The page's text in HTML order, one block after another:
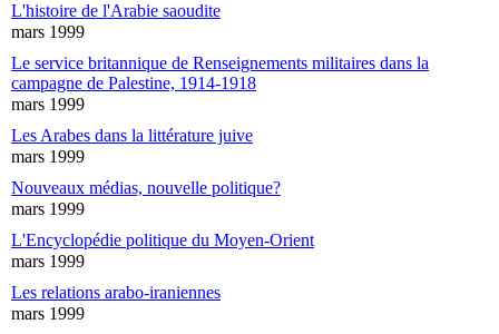
L'histoire de l'Arabie saoudite
mars 1999
Le service britannique de Renseignements militaires dans la
campagne de Palestine, 1914-1918
mars 1999
Les Arabes dans la littérature juive
mars 1999
Nouveaux médias, nouvelle politique?
mars 1999
L'Encyclopédie politique du Moyen-Orient
mars 1999
Les relations arabo-iraniennes
mars 1999